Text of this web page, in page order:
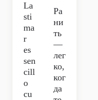
La
sti
ma
r
es
sen
cill
o
cu
Ра
ни
ть
—
лег
ко,
ког
да